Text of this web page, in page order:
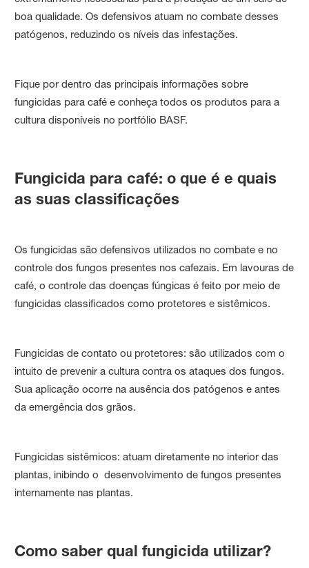
boa qualidade. Os defensivos atuam no combate desses
patógenos, reduzindo os níveis das infestações.
Fique por dentro das principais informações sobre
fungicidas para café e conheça todos os produtos para a
cultura disponíveis no portfólio BASF.
Fungicida para café: o que é e quais
as suas classificações
Os fungicidas são defensivos utilizados no combate e no
controle dos fungos presentes nos cafezais. Em lavouras de
café, o controle das doenças fúngicas é feito por meio de
fungicidas classificados como protetores e sistêmicos.
Fungicidas de contato ou protetores: são utilizados com o
intuito de prevenir a cultura contra os ataques dos fungos.
Sua aplicação ocorre na ausência dos patógenos e antes
da emergência dos grãos.
Fungicidas sistêmicos: atuam diretamente no interior das
plantas, inibindo o desenvolvimento de fungos presentes
internamente nas plantas.
Como saber qual fungicida utilizar?